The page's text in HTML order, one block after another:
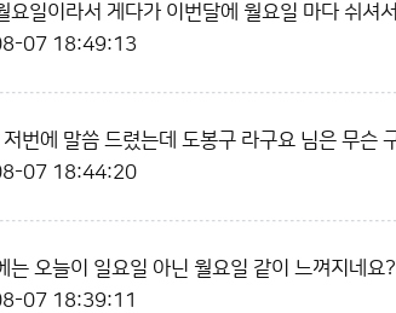
요일이라서 게다가 이번달에 월요일 마다 쉬셔
07 18:49:13
번에 말씀 드렸는데 도봉구 라구요 님은 무슨
07 18:44:20
는 오늘이 일요일 아닌 월요일 같이 느껴지네요?
07 18:39:11